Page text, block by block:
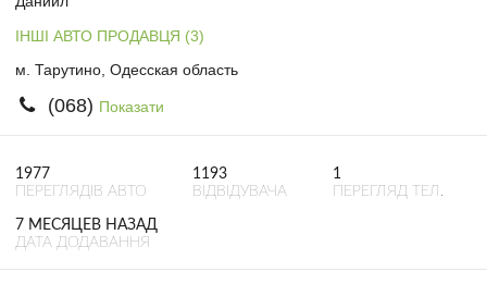
ІНШІ АВТО ПРОДАВЦЯ (3)
м. Тарутино, Одесская область
(068) Показати
1977
ПЕРЕГЛЯДІВ АВТО
1193
ВІДВІДУВАЧА
1
ПЕРЕГЛЯД ТЕЛ.
7 МЕСЯЦЕВ НАЗАД
ДАТА ДОДАВАННЯ